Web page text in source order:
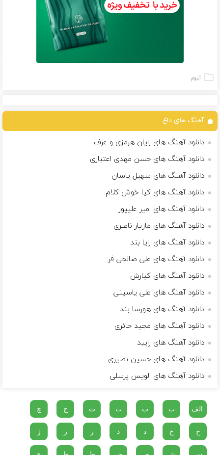
آلبوم
آهنگ های داغ
دانلود آهنگ های رایان هرمزی و عرف
دانلود آهنگ های حسن مهدی اعتباری
دانلود آهنگ های سهیل یاسان
دانلود آهنگ های کیا خوش کلام
دانلود آهنگ های امیر علیپور
دانلود آهنگ های مازیار ناصری
دانلود آهنگ های رایا بند
دانلود آهنگ های علی صالحی فر
دانلود آهنگ های کیارش
دانلود آهنگ های علی یاسینی
دانلود آهنگ های هورسا بند
دانلود آهنگ های مجید حائری
دانلود آهنگ های رایبد
دانلود آهنگ های حسین نصیری
دانلود آهنگ های الویس پرسلی
الف ب پ ت ث ج چ
ح خ د ذ ر ز ژ